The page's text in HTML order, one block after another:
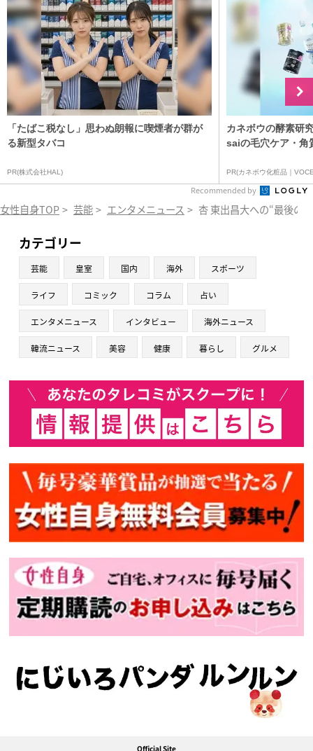
「たばこ税なし」思わぬ朗報に喫煙者が群が
る新型タバコ
PR(株式会社HAL)
カネボウの酵素研
saiの毛穴ケア・角
PR(カネボウ化粧品｜
Recommended by
女性自身TOP > 芸能 > エンタメニュース > 杏 東出昌大への“最後の
カテゴリー
芸能 皇室 国内 海外 スポーツ
ライフ コミック コラム 占い
エンタメニュース インタビュー 海外ニュース
韓流ニュース 美容 健康 暮らし グルメ
Official Site